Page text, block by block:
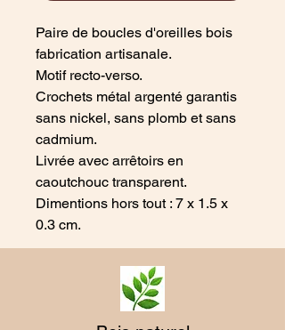
Paire de boucles d'oreilles bois
fabrication artisanale.
Motif recto-verso.
Crochets métal argenté garantis
sans nickel, sans plomb et sans
cadmium.
Livrée avec arrêtoirs en
caoutchouc transparent.
Dimentions hors tout : 7 x 1.5 x
0.3 cm.